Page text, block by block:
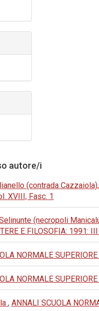
autore/i
(contrada
XVIII, Fasc. 1
(necropoli
E FILOSOFIA: 1991:
NORMALE
NORMALE
, ANNALI SCUOLA